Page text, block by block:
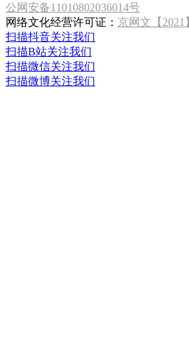
公网安备11010802036014号
网络文化经营许可证： 京网文【2021
扫描抖音关注我们
扫描B站关注我们
扫描微信关注我们
扫描微博关注我们